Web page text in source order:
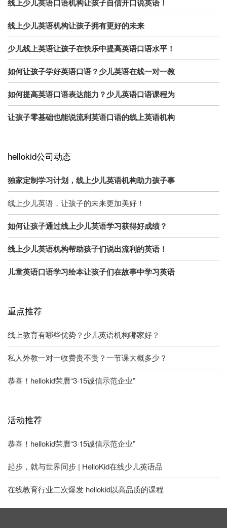
线上少儿英语口语机构让孩子自信开口说英语！
线上少儿英语机构让孩子拥有更好的未来
少儿线上英语让孩子在快乐中提高英语口语水平！
如何让孩子学好英语口语？少儿英语在线一对一教
如何提高英语口语表达能力？少儿英语口语课程为
让孩子零基础也能说流利英语口语的线上英语机构
hellokid公司动态
独家定制学习计划，线上少儿英语机构助力孩子事
线上少儿英语，让孩子的未来更加美好！
如何让孩子通过线上少儿英语学习获得好成绩？
线上少儿英语机构帮助孩子们说出流利的英语！
儿童英语口语学习绘本让孩子们在故事中学习英语
重点推荐
线上教育有哪些优势？少儿英语机构哪家好？
私人外教一对一收费贵不贵？一节课大概多少？
恭喜！hellokid荣膺“3·15诚信示范企业”
活动推荐
恭喜！hellokid荣膺“3·15诚信示范企业”
起步，就与世界同步 | HelloKid在线少儿英语品
在线教育行业二次爆发 hellokid以高品质的课程